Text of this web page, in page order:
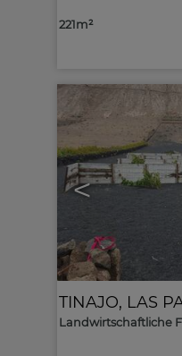
221m²
<
TINAJO, LAS
Landwirtschaftliche